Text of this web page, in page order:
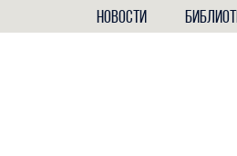
НОВОСТИ